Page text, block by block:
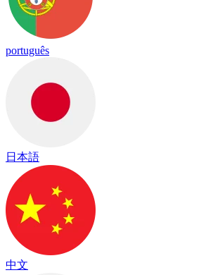
português
日本語
中文